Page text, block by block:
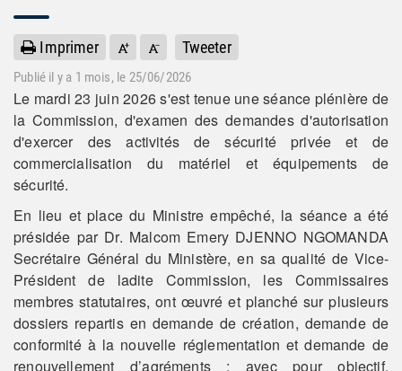
Imprimer Tweeter
Publié il y a 1 mois, le 25/06/2026
Le mardi 23 juin 2026 s'est tenue une séance plénière de
la Commission, d'examen des demandes d'autorisation
d'exercer des activités de sécurité privée et de
commercialisation du matériel et équipements de
sécurité.
En lieu et place du Ministre empêché, la séance a été
présidée par Dr. Malcom Emery DJENNO NGOMANDA
Secrétaire Général du Ministère, en sa qualité de Vice-
Président de ladite Commission, les Commissaires
membres statutaires, ont œuvré et planché sur plusieurs
dossiers repartis en demande de création, demande de
conformité à la nouvelle réglementation et demande de
renouvellement d’agréments ; avec pour objectif,